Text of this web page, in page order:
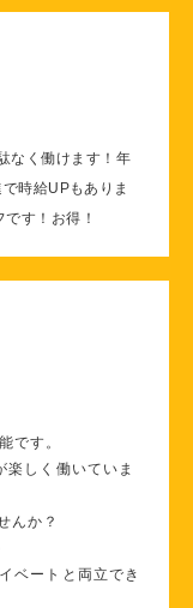
なく働けます！年
時給UPもありま
です！お得！
です。
しく働いていま
んか？
ベートと両立でき